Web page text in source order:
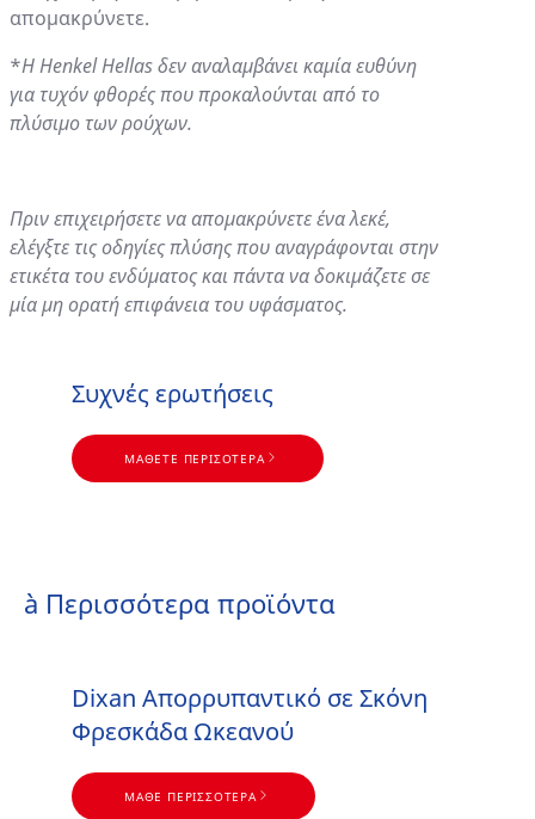
απομακρύνετε.
*Η Henkel Hellas δεν αναλαμβάνει καμία ευθύνη
για τυχόν φθορές που προκαλούνται από το
πλύσιμο των ρούχων.
Πριν επιχειρήσετε να απομακρύνετε ένα λεκέ,
ελέγξτε τις οδηγίες πλύσης που αναγράφονται στην
ετικέτα του ενδύματος και πάντα να δοκιμάζετε σε
μία μη ορατή επιφάνεια του υφάσματος.
Συχνές ερωτήσεις
ΜΆΘΕΤΕ ΠΕΡΙΣΟΤΕΡΑ
à Περισσότερα προϊόντα
Dixan Απορρυπαντικό σε Σκόνη
Φρεσκάδα Ωκεανού
ΜΆΘΕ ΠΕΡΙΣΣΌΤΕΡΑ